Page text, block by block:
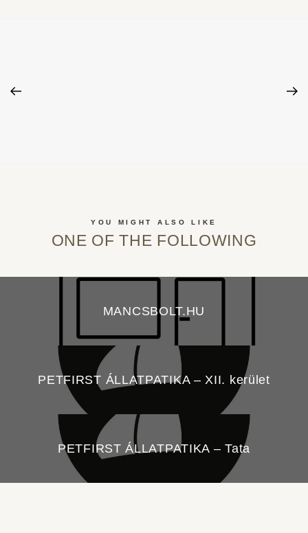
YOU MIGHT ALSO LIKE
ONE OF THE FOLLOWING
MANCSBOLT.HU
PETFIRST ÁLLATPATIKA – XII. kerület
PETFIRST ÁLLATPATIKA – Tata